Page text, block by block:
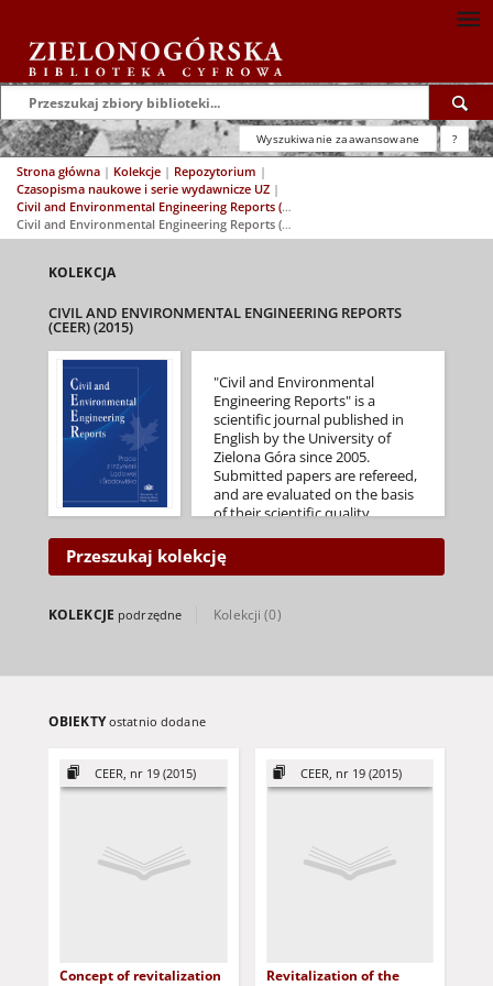
Wyszukiwanie zaawansowane ?
Strona główna | Kolekcje | Repozytorium |
Czasopisma naukowe i serie wydawnicze UZ |
Civil and Environmental Engineering Reports (CEER)
Civil and Environmental Engineering Reports (CEER) (2015)
KOLEKCJA
CIVIL AND ENVIRONMENTAL ENGINEERING REPORTS
(CEER) (2015)
"Civil and Environmental
Engineering Reports" is a
scientific journal published in
English by the University of
Zielona Góra since 2005.
Submitted papers are refereed,
and are evaluated on the basis
of their scientific quality,
the advanced understanding of
human-environmental
A distinguished Editorial Board
with experts in the field of "Civil
scientific quality of papers
Przeszukaj kolekcję
KOLEKCJE podrzędne Kolekcji (0)
OBIEKTYostatnio dodane
CEER, nr 19 (2015)
Concept of revitalization
CEER, nr 19 (2015)
Revitalization of the